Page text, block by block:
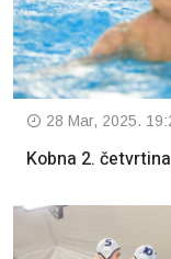
28 Mar, 2025.
Kobna 2.